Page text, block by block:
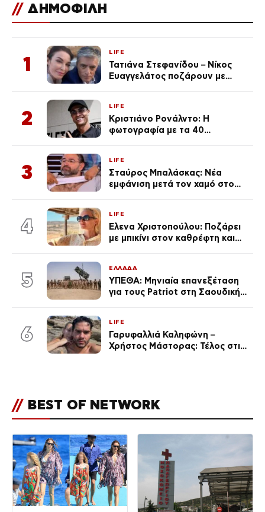
// ΔΗΜΟΦΙΛΗ
1
LIFE
Τατιάνα Στεφανίδου – Νίκος
Ευαγγελάτος ποζάρουν με
2
LIFE
Κριστιάνο Ρονάλντο: Η
φωτογραφία με τα 40
εκ. likes
3
LIFE
Σταύρος Μπαλάσκας: Νέα
εμφάνιση μετά τον χαμό στο
4
LIFE
Έλενα Χριστοπούλου: Ποζάρει
με μπικίνι στον καθρέφτη και
καθεμία…» (Βίντεο)
5
ΕΛΛΑΔΑ
ΥΠΕΘΑ: Μηνιαία επανεξέταση
για τους Patriot στη Σαουδική
6
LIFE
Γαρυφαλλιά Καληφώνη –
Χρήστος Μάστορας: Τέλος στις
// BEST OF NETWORK